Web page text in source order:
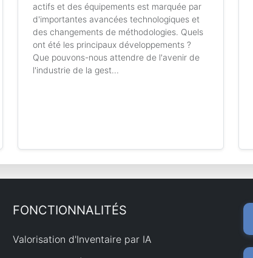
actifs et des équipements est marquée par
d'importantes avancées technologiques et
des changements de méthodologies. Quels
ont été les principaux développements ?
Que pouvons-nous attendre de l'avenir de
l'industrie de la gest...
FONCTIONNALITÉS
Valorisation d'Inventaire par IA